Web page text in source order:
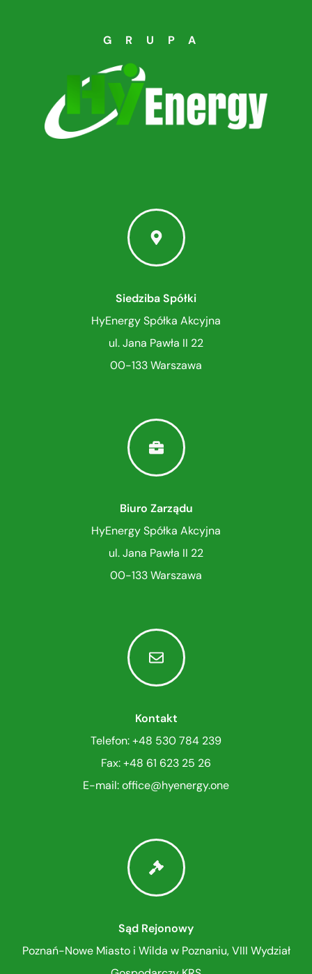
GRUPA
Siedziba Spółki
HyEnergy Spółka Akcyjna
ul. Jana Pawła II 22
00-133 Warszawa
Biuro Zarządu
HyEnergy Spółka Akcyjna
ul. Jana Pawła II 22
00-133 Warszawa
Kontakt
Telefon: +48 530 784 239
Fax: +48 61 623 25 26
E-mail: office@hyenergy.one
Sąd Rejonowy
Poznań-Nowe Miasto i Wilda w Poznaniu, VIII Wydział